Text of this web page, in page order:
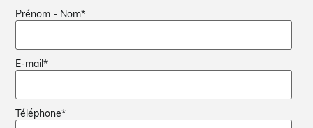
Prénom - Nom*
E-mail*
Téléphone*